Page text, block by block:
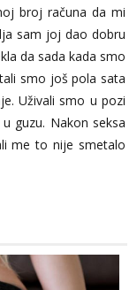
broj računa da mi
sam joj dao dobru
da sada kada smo
smo još pola sata
Uživali smo u pozi
guzu. Nakon seksa
me to nije smetalo